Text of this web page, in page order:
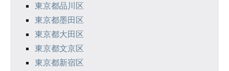
東京都品川区
東京都墨田区
東京都大田区
東京都文京区
東京都新宿区